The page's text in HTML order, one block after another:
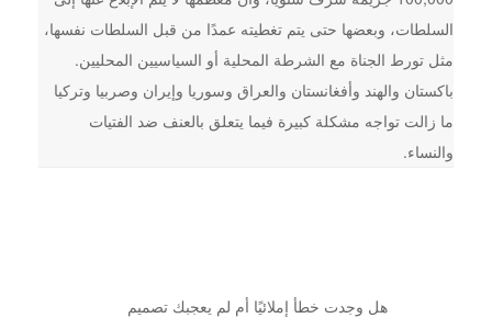
السلطات، وبعضها حتى يتم تغطيته عمدًا من قبل السلطات نفسها،
مثل تورط الجناة مع الشرطة المحلية أو السياسيين المحليين.
باكستان والهند وأفغانستان والعراق وسوريا وإيران وصربيا وتركيا
ما زالت تواجه مشكلة كبيرة فيما يتعلق بالعنف ضد الفتيات
والنساء.
هل وجدت خطأ إملائيًا أم لم يعجبك تصميم